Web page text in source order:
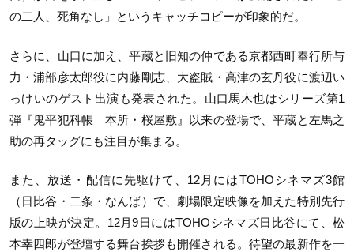
の二人、死角なし」というキャッチコピーが印象的だ。
さらに、山口に加え、平蔵と旧知の仲である京都西町奉行所与
力・浦部彦太郎役に内藤剛志、大盗賊・高津の玄丹役に渡辺い
っけいのゲスト出演も発表された。山口馬木也はシリーズ第1
弾『鬼平犯科帳 本所・桜屋敷』以来の登場で、平蔵と左馬之
助の再タッグにも注目が集まる。
また、放送・配信に先駆けて、12月にはTOHOシネマズ3館
（日比谷・二条・なんば）で、劇場限定映像を加えた特別先行
版の上映が決定。12月9日にはTOHOシネマズ日比谷にて、松
本幸四郎が登壇する舞台挨拶も開催される。待望の最新作を一